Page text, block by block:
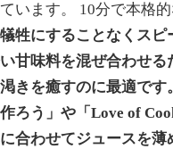
います。 10分で本格
牲にすることなくス
甘味料を混ぜ合わせ
きを癒すのに最適で
作ろう」や「Love of
合わせてジュースを